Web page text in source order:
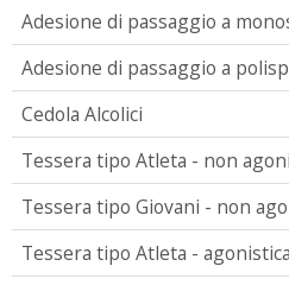
Adesione di passaggio a
Adesione di passaggio a
Cedola Alcolici
Tessera tipo Atleta - non
Tessera tipo Giovani - non
Tessera tipo Atleta - agonistica